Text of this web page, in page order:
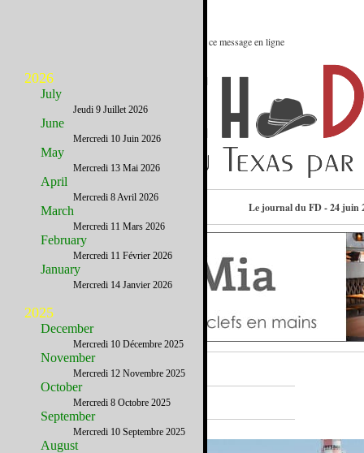
Le meilleur des Etats-Unis : Voir ce message en ligne
Consulter l’annuaire Le journal du FD - 24 juin
A la Une
2026
July
Jeudi 9 Juillet 2026
June
Mercredi 10 Juin 2026
May
Mercredi 13 Mai 2026
April
Mercredi 8 Avril 2026
March
Mercredi 11 Mars 2026
February
Mercredi 11 Février 2026
January
Mercredi 14 Janvier 2026
2025
December
Mercredi 10 Décembre 2025
November
Mercredi 12 Novembre 2025
October
Mercredi 8 Octobre 2025
September
Mercredi 10 Septembre 2025
August